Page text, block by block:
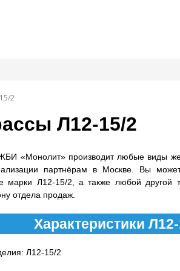
2
Л12-15/2
«Монолит» производит любые виды
партнёрам в Москве. Вы
марки Л12-15/2, а также любой другой
отдела продаж.
Характеристики
Л12-15/2